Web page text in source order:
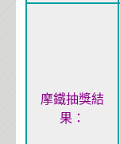
摩鐵抽獎結
果：